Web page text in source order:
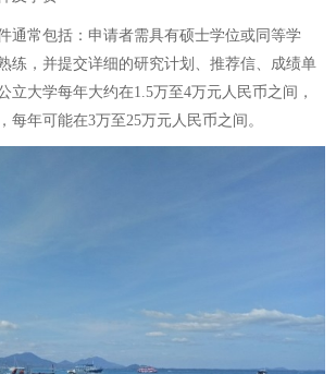
通常包括：申请者需具有硕士学位或同等学
练，并提交详细的研究计划、推荐信、成绩单
立大学每年大约在1.5万至4万元人民币之间，
每年可能在3万至25万元人民币之间。